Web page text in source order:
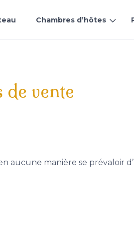
Chambres d’hôtes
vente
aucune manière se prévaloir